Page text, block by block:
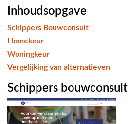
Inhoudsopgave
Schippers Bouwconsult
Homekeur
Woningkeur
Vergelijking van alternatieven
Schippers bouwconsult